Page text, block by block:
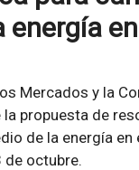
energía
Mercados y la
propuesta de
de la energía
de octubre.